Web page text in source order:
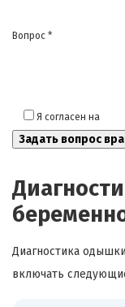
Вопрос *
Я согласен на
Диагностика
включать